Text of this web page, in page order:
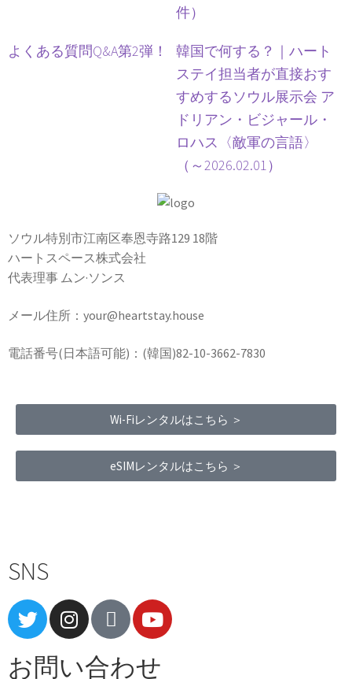
件）
よくある質問Q&A第2弾！
韓国で何する？｜ハート
ステイ担当者が直接おす
すめするソウル展示会 ア
ドリアン・ビジャール・
ロハス〈敵軍の言語〉
（～2026.02.01）
ソウル特別市江南区奉恩寺路129 18階
ハートスペース株式会社
代表理事 ムン·ソンス
メール住所：your@heartstay.house
電話番号(日本語可能)：(韓国)82-10-3662-7830
Wi-Fiレンタルはこちら ＞
eSIMレンタルはこちら ＞
SNS
お問い合わせ